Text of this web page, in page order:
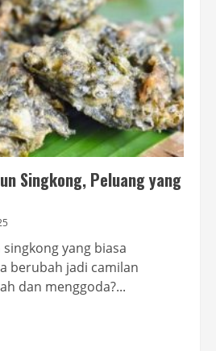
Singkong, Peluang yang
yang biasa
berubah jadi camilan
dan menggoda?...